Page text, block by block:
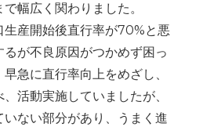
幅広く関わりました。
生産開始後直行率が70%と悪
るが不良原因がつかめず困っ
急に直行率向上をめざし、
活動実施していましたが、
ない部分があり、うまく進